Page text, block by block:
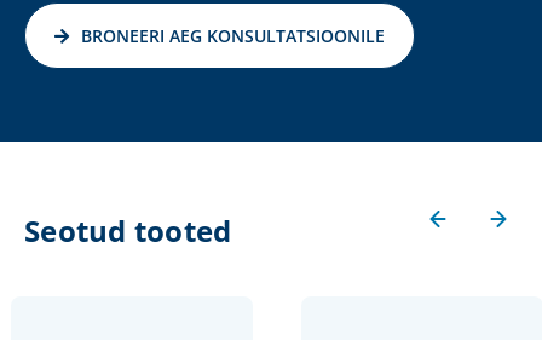
BRONEERI AEG KONSULTATSIOONILE
Seotud tooted